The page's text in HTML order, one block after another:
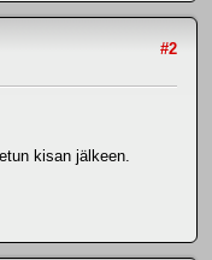
#2
kisan jälkeen.